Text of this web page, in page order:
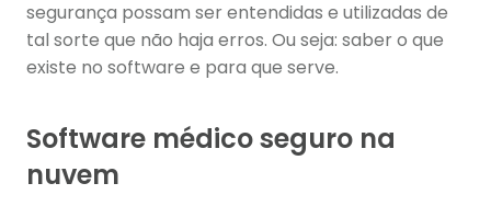
segurança possam ser entendidas e utilizadas de
tal sorte que não haja erros. Ou seja: saber o que
existe no software e para que serve.
Software médico seguro na
nuvem